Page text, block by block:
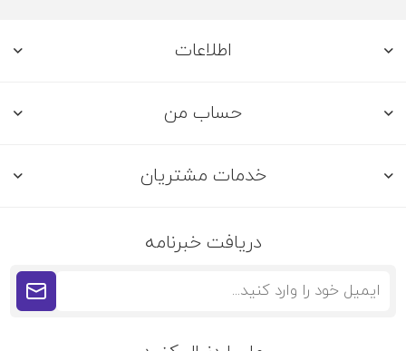
اطلاعات
حساب من
خدمات مشتریان
دریافت خبرنامه